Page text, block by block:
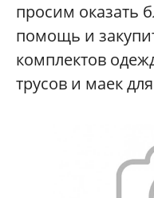
просим оказать
помощь и
комплектов
трусов и маек